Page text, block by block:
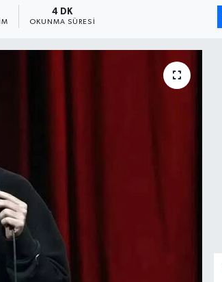
4 DK
OKUNMA SÜRESI